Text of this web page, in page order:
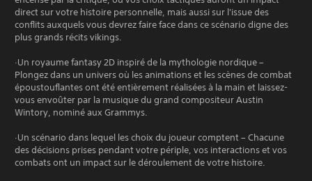
direct sur votre histoire personnelle, mais aussi sur l'issue des
conflits auxquels vous devrez faire face dans ce scénario digne des
plus grands récits vikings.
·Un royaume fantasy 2D inspiré de la mythologie nordique –
Plongez dans un univers où les animations et les scènes de combat
époustouflantes ont été entièrement réalisées à la main et laissez-
vous envoûter par la musique du grand compositeur Austin
Wintory, nominé aux Grammys.
·Un scénario dans lequel les choix du joueur comptent – Chacune
des décisions prises pendant votre périple, vos interactions et vos
combats ont un impact sur le déroulement de votre histoire.